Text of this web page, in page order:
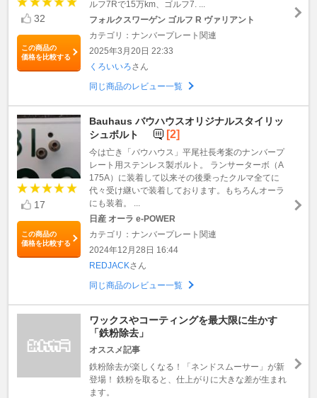
32
この商品の
価格を比較する
ルフ7Rで15万km、ゴルフ7. ...
フォルクスワーゲン ゴルフ R ヴァリアント
カテゴリ：ナンバープレート関連
2025年3月20日 22:33
くろいいろさん
同じ商品のレビュー一覧
17
この商品の
価格を比較する
Bauhaus バウハウスオリジナルスタイリッ
シュボルト
[2]
今は亡き「バウハウス」平尾社長考案のナンバープ
レート用ステンレス製ボルト。 ランサーターボ（A
175A）に装着して以来その後乗ったクルマ全てに
代々受け継いで装着しております。もちろんオーラ
にも装着。 ...
日産 オーラ e-POWER
カテゴリ：ナンバープレート関連
2024年12月28日 16:44
REDJACKさん
同じ商品のレビュー一覧
ワックスやコーティングを最大限に生かす
「鉄粉除去」
オススメ記事
鉄粉除去が楽しくなる！「ネンドスムーサー」が新
登場！ 鉄粉を取ると、仕上がりに大きな差が生まれ
ます。